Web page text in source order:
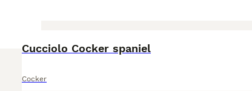
Cucciolo Cocker spaniel
Cocker